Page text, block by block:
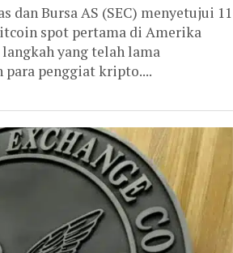
dan Bursa AS (SEC) menyetujui 11
spot pertama di Amerika
yang telah lama
penggiat kripto....